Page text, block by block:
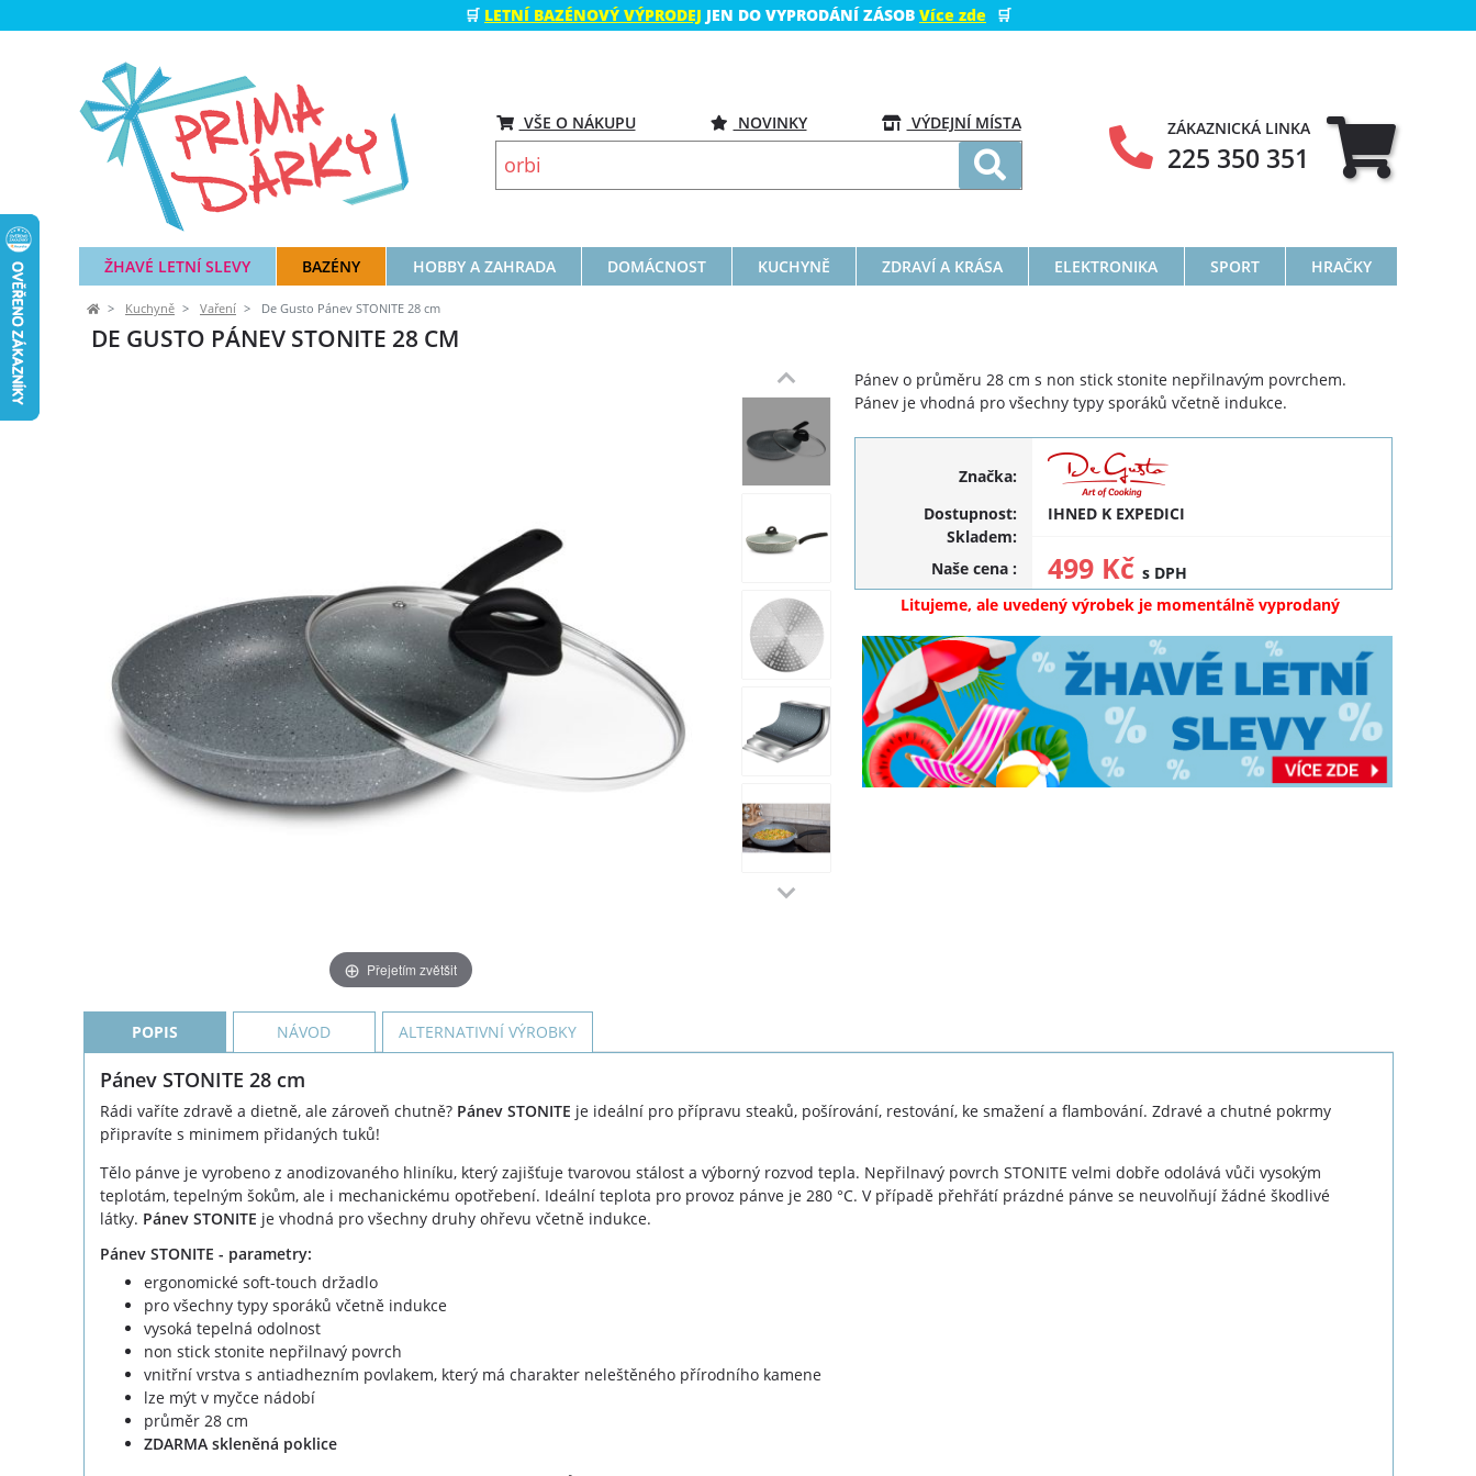
🛒 LETNÍ BAZÉNOVÝ VÝPRODEJ JEN DO VYPRODÁNÍ ZÁSOB Více zde 🛒
VŠE O NÁKUPU NOVINKY VÝDEJNÍ MÍSTA ZÁKAZNICKÁ LINKA
225 350 351
ŽHAVÉ LETNÍ SLEVY BAZÉNY HOBBY A ZAHRADA DOMÁCNOST KUCHYNĚ ZDRAVÍ A KRÁSA ELEKTRONIKA SPORT HRAČKY
Kuchyně Vaření De Gusto Pánev STONITE 28 cm
DE GUSTO PÁNEV STONITE 28 CM
Přejetím zvětšit
Pánev o průměru 28 cm s non stick stonite nepřilnavým povrchem.
Pánev je vhodná pro všechny typy sporáků včetně indukce.
Značka:
Dostupnost:
IHNED K EXPEDICI
Skladem:
Naše cena: 499 Kčs DPH
Litujeme, ale uvedený výrobek je momentálně vyprodaný
POPIS NÁVOD ALTERNATIVNÍ VÝROBKY
Pánev STONITE 28 cm
Rádi vaříte zdravě a dietně, ale zároveň chutně?Pánev STONITE je ideální pro přípravu steaků, pošírování, restování, ke smažení a flambování. Zdravé a chutné pokrmy
připravíte s minimem přidaných tuků!
Tělo pánve je vyrobeno z anodizovaného hliníku, který zajišťuje tvarovou stálost a výborný rozvod tepla. Nepřilnavý povrch STONITE velmi dobře odolává vůči vysokým
teplotám, tepelným šokům, ale i mechanickému opotřebení. Ideální teplota pro provoz pánve je 280 °C. V případě přehřátí prázdné pánve se neuvolňují žádné škodlivé
látky. Pánev STONITE je vhodná pro všechny druhy ohřevu včetně indukce.
Pánev STONITE - parametry:
ergonomické soft-touch držadlo
pro všechny typy sporáků včetně indukce
vysoká tepelná odolnost
non stick stonite nepřilnavý povrch
vnitřní vrstva s antiadhezním povlakem, který má charakter neleštěného přírodního kamene
lze mýt v myčce nádobí
průměr 28 cm
ZDARMA skleněná poklice